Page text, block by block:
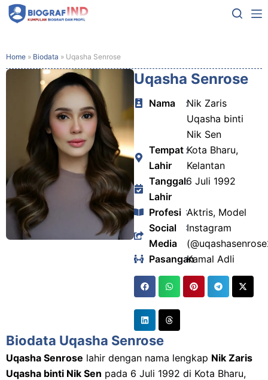
Home » Biodata » Uqasha Senrose
Uqasha Senrose
Nama :Nik Zaris
Uqasha binti
Nik Sen
Tempat
Lahir
:Kota Bharu,
Kelantan
Tanggal
Lahir
:6 Juli 1992
Profesi :Aktris, Model
Social
Media
:Instagram
Pasangan
:Kamal Adli
Biodata Uqasha Senrose
Uqasha Senrose lahir dengan nama lengkap Nik Zaris
Uqasha binti Nik Sen pada 6 Juli 1992 di Kota Bharu,